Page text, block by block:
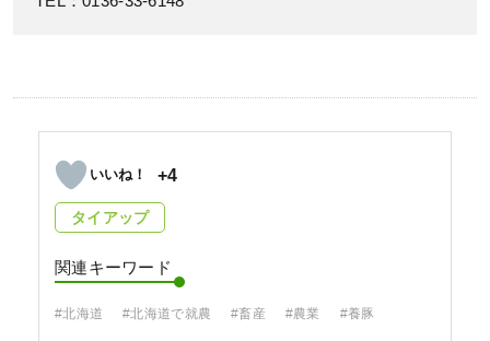
+4
タイアップ
関連キーワード
#北海道 #北海道で就農 #畜産 #農業 #養豚